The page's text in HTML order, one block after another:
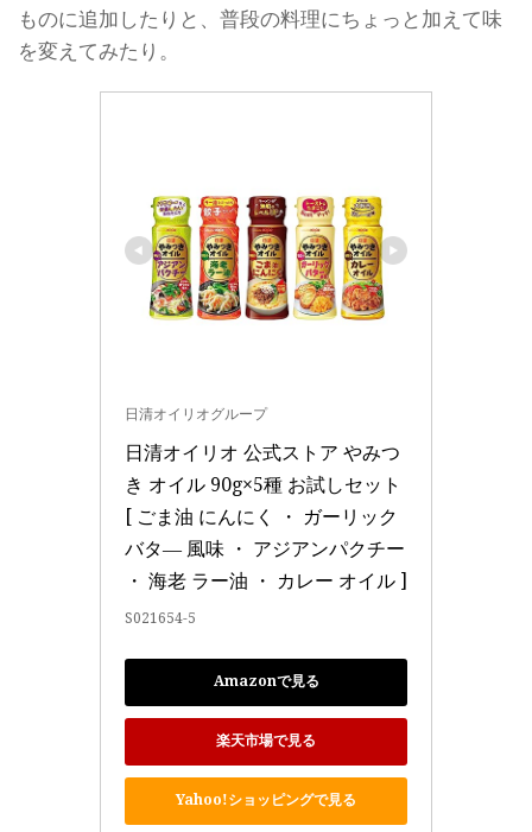
ものに追加したりと、普段の料理にちょっと加えて味
を変えてみたり。
日清オイリオグループ
日清オイリオ 公式ストア やみつ
き オイル 90g×5種 お試しセット
[ ごま油 にんにく ・ ガーリック
バタ― 風味 ・ アジアンパクチー
・ 海老 ラー油 ・ カレー オイル ]
S021654-5
Amazonで見る
楽天市場で見る
Yahoo!ショッピングで見る